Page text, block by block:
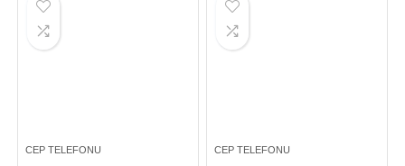
CEP TELEFONU CEP TELEFONU